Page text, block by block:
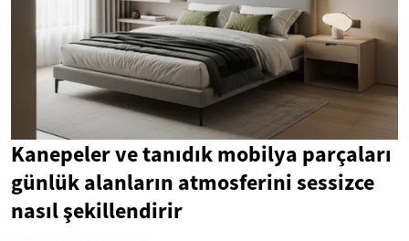
Kanepeler ve tanıdık mobilya parçaları
günlük alanların atmosferini sessizce
nasıl şekillendirir